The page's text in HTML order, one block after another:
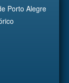
Porto Alegre